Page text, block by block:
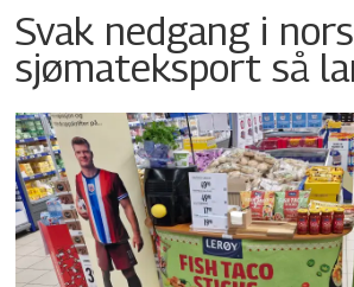
Svak nedgang i
sjømateksport så